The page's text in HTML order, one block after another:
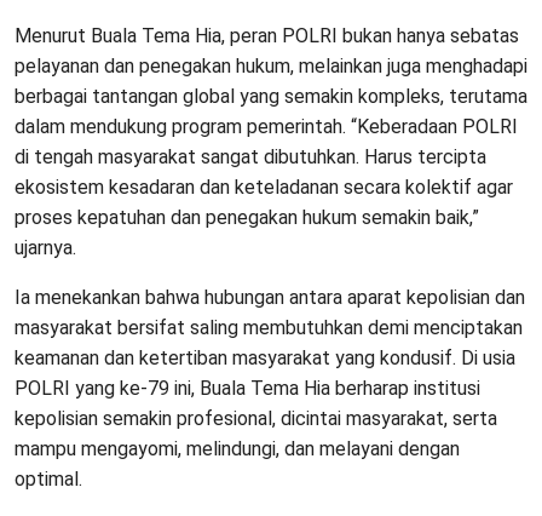
Menurut Buala Tema Hia, peran POLRI bukan hanya sebatas
pelayanan dan penegakan hukum, melainkan juga menghadapi
berbagai tantangan global yang semakin kompleks, terutama
dalam mendukung program pemerintah. “Keberadaan POLRI
di tengah masyarakat sangat dibutuhkan. Harus tercipta
ekosistem kesadaran dan keteladanan secara kolektif agar
proses kepatuhan dan penegakan hukum semakin baik,”
ujarnya.
Ia menekankan bahwa hubungan antara aparat kepolisian dan
masyarakat bersifat saling membutuhkan demi menciptakan
keamanan dan ketertiban masyarakat yang kondusif. Di usia
POLRI yang ke-79 ini, Buala Tema Hia berharap institusi
kepolisian semakin profesional, dicintai masyarakat, serta
mampu mengayomi, melindungi, dan melayani dengan
optimal.